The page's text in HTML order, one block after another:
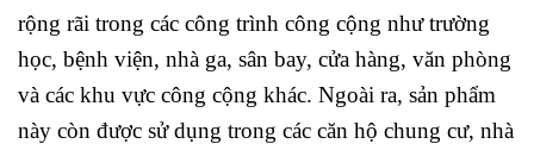
rộng rãi trong các công trình công cộng như trường
học, bệnh viện, nhà ga, sân bay, cửa hàng, văn phòng
và các khu vực công cộng khác. Ngoài ra, sản phẩm
này còn được sử dụng trong các căn hộ chung cư, nhà